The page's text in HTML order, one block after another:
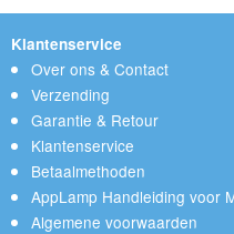
Klantenservice
Over ons & Contact
Verzending
Garantie & Retour
Klantenservice
Betaalmethoden
AppLamp Handleiding voor
Algemene voorwaarden